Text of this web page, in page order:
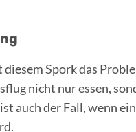
Spork das
nicht nur essen,
auch der Fall, wenn